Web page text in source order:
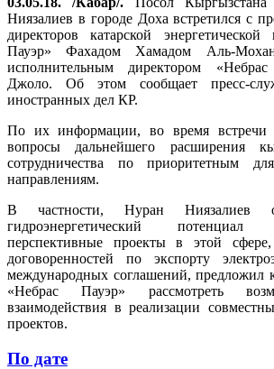
Ниязалиев в городе Доха встретился с
директоров катарской
Пауэр» Фахадом Хамадом Аль-
исполнительным директором
Джоло. Об этом сообщает пресс-
иностранных дел КР.
По их информации, во время встречи
вопросы дальнейшего расширения
сотрудничества по приоритетным
направлениям.
В частности, Нуран Ниязалиев
гидроэнергетический
перспективные проекты в этой
договоренностей по экспорту
международных соглашений, предложил
«Небрас Пауэр» рассмотреть
взаимодействия в реализации
проектов.
По дате